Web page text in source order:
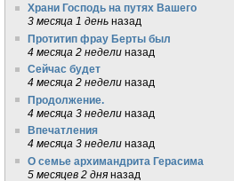
Храни Господь на путях Вашего
3 месяца 1 день назад
Протитип фрау Берты был
4 месяца 2 недели назад
Сейчас будет
4 месяца 2 недели назад
Продолжение.
4 месяца 3 недели назад
Впечатления
4 месяца 3 недели назад
О семье архимандрита Герасима
5 месяцев 2 дня назад